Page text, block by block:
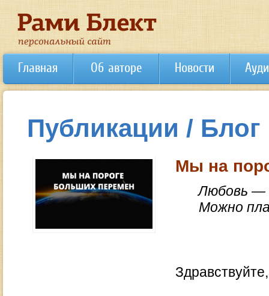
Главная Об авторе Новости
Публикации / Блог
Мы на
Любовь —
Можно